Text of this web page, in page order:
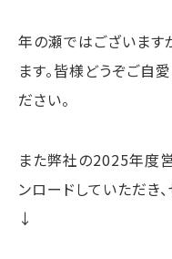
年の瀬ではございます
ます。皆様どうぞご自
ださい。
また弊社の2025年度
ンロードしていただき
↓